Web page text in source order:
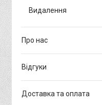
Видалення
Про нас
Відгуки
Доставка та оплата